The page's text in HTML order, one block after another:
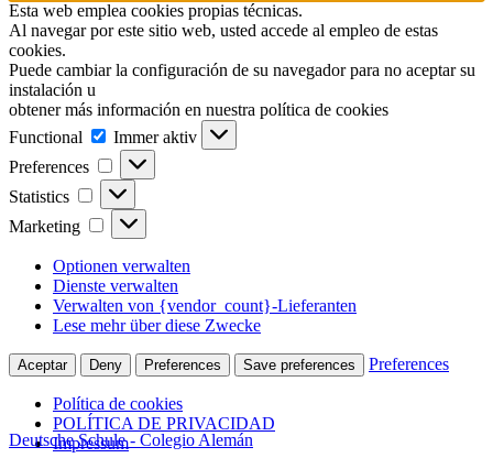
Esta web emplea cookies propias técnicas.
Al navegar por este sitio web, usted accede al empleo de estas
cookies.
Puede cambiar la configuración de su navegador para no aceptar su
instalación u
obtener más información en nuestra política de cookies
Functional
Functional
Immer aktiv
Preferences
Preferences
Statistics Statistics
Marketing Marketing
Optionen verwalten
Dienste verwalten
Verwalten von {vendor_count}-Lieferanten
Lese mehr über diese Zwecke
Aceptar Deny Preferences Save preferences Preferences
Política de cookies
POLÍTICA DE PRIVACIDAD
Impressum
Deutsche Schule - Colegio Alemán